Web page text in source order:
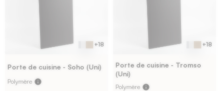
Porte de cuisine - Soho (Uni)
Polymère info
+18
Porte de cuisine - Tromso
(Uni)
Polymère info
+18